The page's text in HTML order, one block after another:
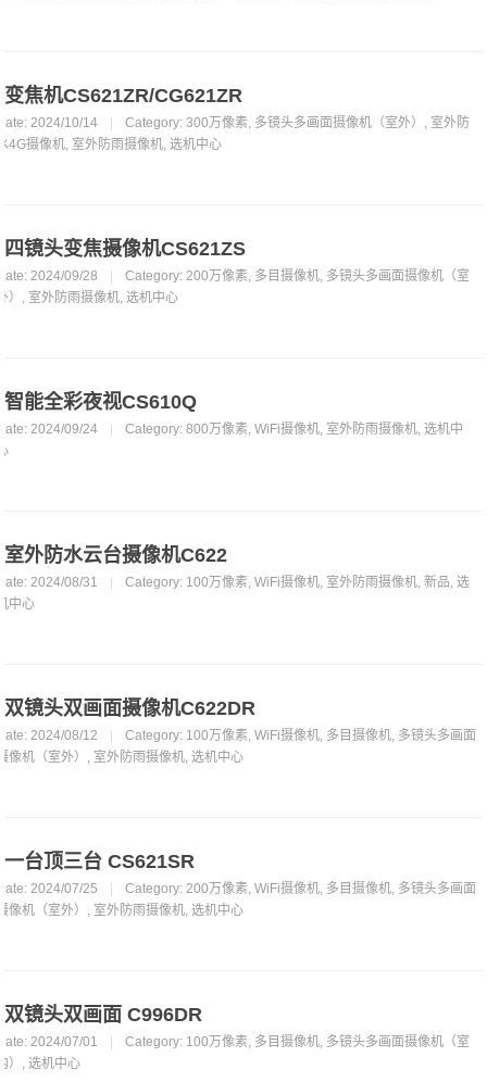
变焦机CS621ZR/CG621ZR
2024/10/14 Category:300万像素, 多镜头多画面摄像机（室外） , 室外防
4G摄像机, 室外防雨摄像机,选机中心
四镜头变焦摄像机CS621ZS
2024/09/28 Category:200万像素, 多目摄像机, 多镜头多画面摄像机（室
） , 室外防雨摄像机,选机中心
智能全彩夜视CS610Q
2024/09/24 Category:800万像素,WiFi摄像机, 室外防雨摄像机,选机中
室外防水云台摄像机C622
2024/08/31 Category: 100万像素,WiFi摄像机, 室外防雨摄像机,新品,选
中心
双镜头双画面摄像机C622DR
2024/08/12 Category: 100万像素,WiFi摄像机, 多目摄像机, 多镜头多画面
像机（室外） , 室外防雨摄像机,选机中心
一台顶三台 CS621SR
2024/07/25 Category:200万像素,WiFi摄像机, 多目摄像机, 多镜头多画面
像机（室外） , 室外防雨摄像机,选机中心
双镜头双画面 C996DR
2024/07/01 Category: 100万像素, 多目摄像机, 多镜头多画面摄像机（室
） ,选机中心